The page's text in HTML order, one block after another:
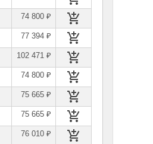
74 800 ₽
77 394 ₽
102 471 ₽
74 800 ₽
75 665 ₽
75 665 ₽
76 010 ₽